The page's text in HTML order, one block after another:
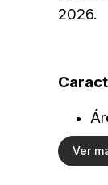
2026.
2
Ver